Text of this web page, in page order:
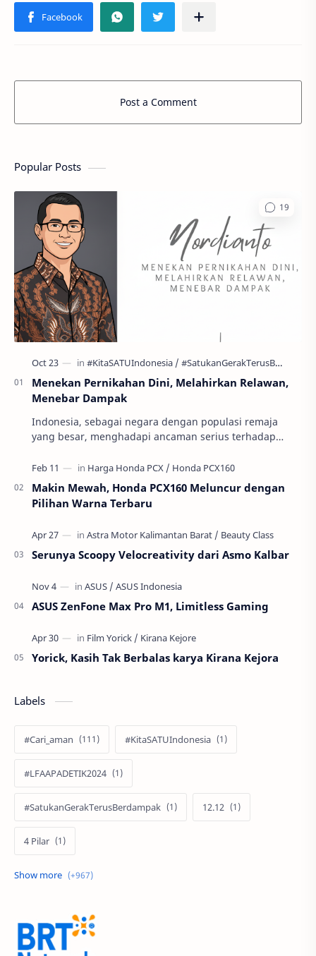
Post a Comment
Popular Posts
Menekan Pernikahan Dini, Melahirkan Relawan,
Menebar Dampak
Indonesia, sebagai negara dengan populasi remaja
yang besar, menghadapi ancaman serius terhadap
per…
Makin Mewah, Honda PCX160 Meluncur dengan
Pilihan Warna Terbaru
Serunya Scoopy Velocreativity dari Asmo Kalbar
ASUS ZenFone Max Pro M1, Limitless Gaming
Yorick, Kasih Tak Berbalas karya Kirana Kejora
Labels
#Cari_aman #KitaSATUIndonesia
#LFAAPADETIK2024
#SatukanGerakTerusBerdampak 12.12
4 Pilar
60 Tahun
Acer Edu Tech 2024